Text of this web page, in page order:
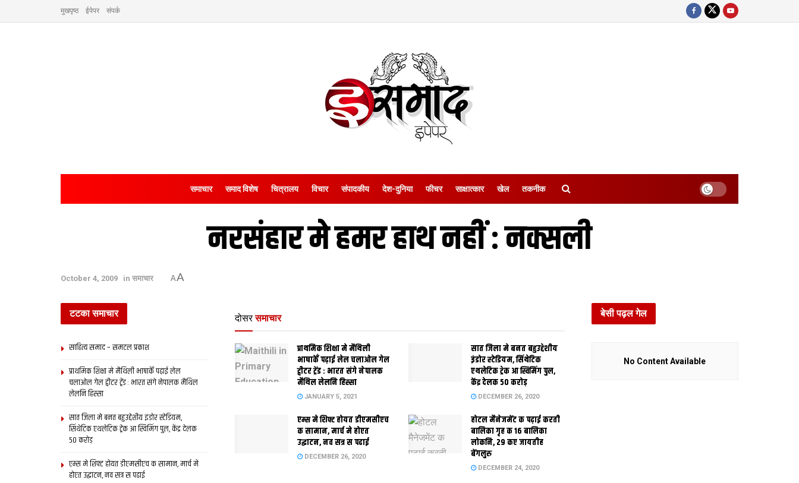
मुखपृष्ठ ईपेपर संपर्क
समाचार समाद विशेष चित्रालय विचार संपादकीय देश-दुनिया फीचर साक्षात्‍कार खेल तकनीक
नरसंहार मे हमर हाथ नहीं : नक्सली
October 4, 2009 in समाचार AA
दोसर समाचार
प्राथमिक शि‍क्षा मे मैथि‍ली
भाषाकेँ पढ़ाई लेल चलाओल गेल
ट्वीटर ट्रेंड : भारत संगे नेपालक
मैथिल लेलनि हिस्सा
JANUARY 5, 2021
सात जिला मे बनत बहुउद्देशीय
इंडोर स्‍टेडि‍यम, सिंथेटिक
एथलेटिक ट्रेक आ स्विमिंग पुल,
केंद्र देलक 50 करोड़
DECEMBER 26, 2020
एम्स मे शिफ्ट होयत डीएमसीएच
क सामान, मार्च मे होएत
उद्घाटन, नव सत्र स पढाई
DECEMBER 26, 2020
होटल मैनेजमेंट क पढ़ाई करती
बालिका गृह क 16 बालिका
लोकनि, 29 कए जायतीह
बेंगलुरु
DECEMBER 24, 2020
टटका समाचार
साहित्य समाद – समटल प्रकाश
प्राथमिक शि‍क्षा मे मैथि‍ली भाषाकेँ पढ़ाई लेल
चलाओल गेल ट्वीटर ट्रेंड : भारत संगे नेपालक मैथिल
लेलनि हिस्सा
सात जिला मे बनत बहुउद्देशीय इंडोर स्‍टेडि‍यम,
सिंथेटिक एथलेटिक ट्रेक आ स्विमिंग पुल, केंद्र देलक
50 करोड़
एम्स मे शिफ्ट होयत डीएमसीएच क सामान, मार्च मे
होएत उद्घाटन, नव सत्र स पढाई
बेसी पढ़ल गेल
No Content Available